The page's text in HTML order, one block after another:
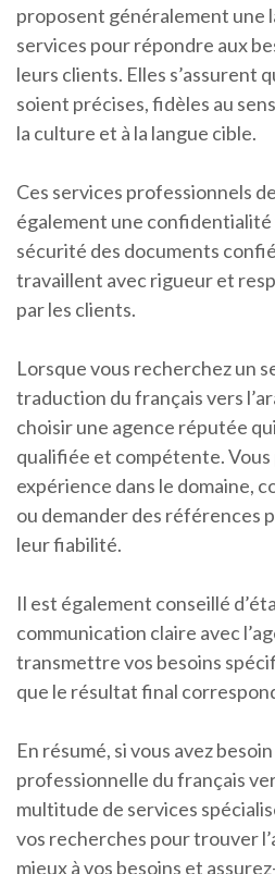
proposent généralement une
services pour répondre aux
leurs clients. Elles s’assurent
soient précises, fidèles au
la culture et à la langue cible.
Ces services professionnels
également une
sécurité des documents
travaillent avec rigueur et
par les clients.
Lorsque vous recherchez un
traduction du français vers
choisir une agence réputée
qualifiée et compétente.
expérience dans le domaine,
ou demander des références
leur fiabilité.
Il est également conseillé
communication claire avec
transmettre vos besoins
que le résultat final
En résumé, si vous avez
professionnelle du français
multitude de services
vos recherches pour trouver
mieux à vos besoins et